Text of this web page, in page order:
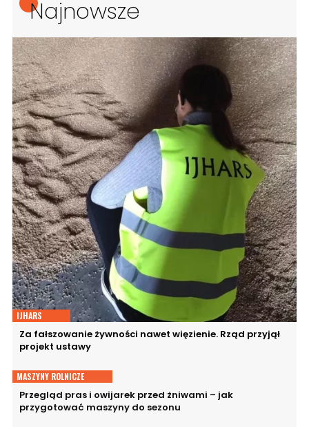
Najnowsze
IJHARS
Za fałszowanie żywności nawet więzienie. Rząd przyjął
projekt ustawy
MASZYNY ROLNICZE
Przegląd pras i owijarek przed żniwami – jak
przygotować maszyny do sezonu